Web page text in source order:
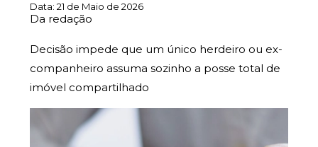
Data: 21 de Maio de 2026
Da redação
Decisão impede que um único herdeiro ou ex-
companheiro assuma sozinho a posse total de
imóvel compartilhado